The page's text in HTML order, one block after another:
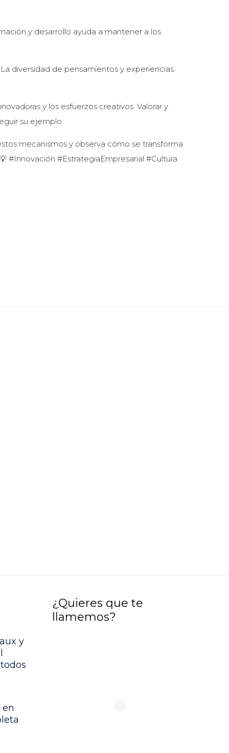
y desarrollo ayuda a mantener a los
diversidad de pensamientos y experiencias
y los esfuerzos creativos. Valorar y
su ejemplo.
mecanismos y observa cómo se transforma
#Innovación #EstrategiaEmpresarial #Cultura
y
¿Quieres que te
llamemos?